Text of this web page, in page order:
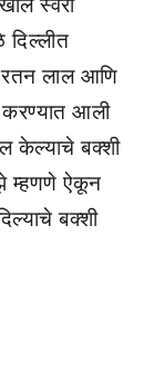
दिल्लीत
रतन लाल आणि
करण्यात आली
केल्याचे बक्शी
म्हणणे ऐकून
बक्शी